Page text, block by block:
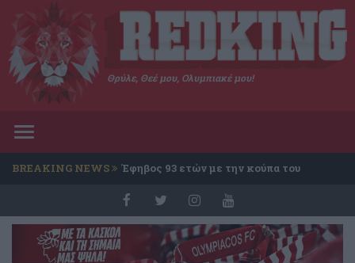
Θρύλε, Θεέ μου, Ολυμπιακέ μου!
Toggle
BREAKING NEWS Έφηβος 93 ετών με την κούπα του